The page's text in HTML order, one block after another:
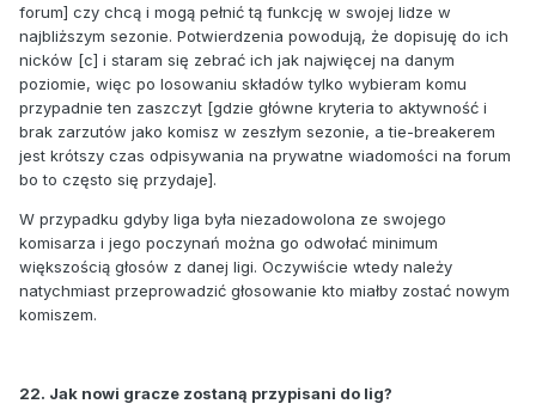
forum] czy chcą i mogą pełnić tą funkcję w swojej lidze w
najbliższym sezonie. Potwierdzenia powodują, że dopisuję do ich
nicków [c] i staram się zebrać ich jak najwięcej na danym
poziomie, więc po losowaniu składów tylko wybieram komu
przypadnie ten zaszczyt [gdzie główne kryteria to aktywność i
brak zarzutów jako komisz w zeszłym sezonie, a tie-breakerem
jest krótszy czas odpisywania na prywatne wiadomości na forum
bo to często się przydaje].
W przypadku gdyby liga była niezadowolona ze swojego
komisarza i jego poczynań można go odwołać minimum
większością głosów z danej ligi. Oczywiście wtedy należy
natychmiast przeprowadzić głosowanie kto miałby zostać nowym
komiszem.
22. Jak nowi gracze zostaną przypisani do lig?